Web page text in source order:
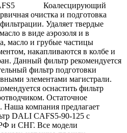
CAFS5 Коалесцирующий
очистка и подготовка
Удаляет твердые
в виде аэрозоля и в
масло и грубые частицы
накапливаются в колбе и
Данный фильтр рекомендуется
фильтр подготовки
элементами магистрали.
оснастить фильтр
Остаточное
Наша компания предлагает
DALI CAFS5-90-125 с
и СНГ. Все модели